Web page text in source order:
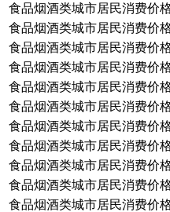
食品烟酒类城市居民消费价
食品烟酒类城市居民消费价
食品烟酒类城市居民消费价
食品烟酒类城市居民消费价
食品烟酒类城市居民消费价
食品烟酒类城市居民消费价
食品烟酒类城市居民消费价
食品烟酒类城市居民消费价
食品烟酒类城市居民消费价
食品烟酒类城市居民消费价
食品烟酒类城市居民消费价